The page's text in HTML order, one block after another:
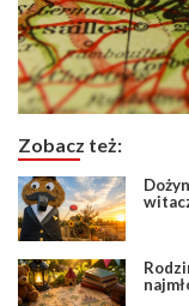
Zobacz też: